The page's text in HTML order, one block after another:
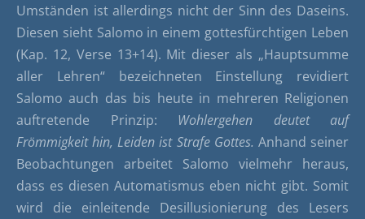
Umständen ist allerdings nicht der Sinn des Daseins.
Diesen sieht Salomo in einem gottesfürchtigen Leben
(Kap. 12, Verse 13+14). Mit dieser als „Hauptsumme
aller Lehren“ bezeichneten Einstellung revidiert
Salomo auch das bis heute in mehreren Religionen
auftretende Prinzip: Wohlergehen deutet auf
Frömmigkeit hin, Leiden ist Strafe Gottes. Anhand seiner
Beobachtungen arbeitet Salomo vielmehr heraus,
dass es diesen Automatismus eben nicht gibt. Somit
wird die einleitende Desillusionierung des Lesers